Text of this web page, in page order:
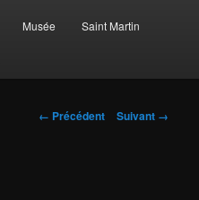
Musée Saint Martin
Navigation
← Précédent Suivant →